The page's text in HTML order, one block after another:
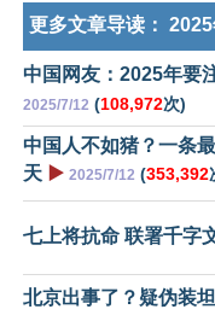
更多文章导读： 2025
中国网友：2025年要
2025/7/12 (108,972次)
中国人不如猪？一条
天 ▶️ 2025/7/12 (353,392
七上将抗命 联署千字
北京出事了？疑伪装